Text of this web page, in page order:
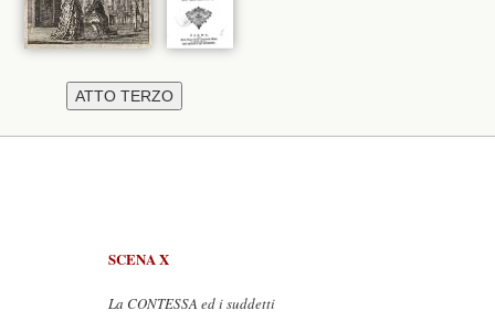
SCENA X
La CONTESSA ed i suddetti